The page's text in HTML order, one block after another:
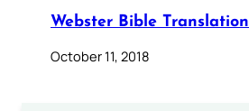
Webster Bible Translation
October 11, 2018